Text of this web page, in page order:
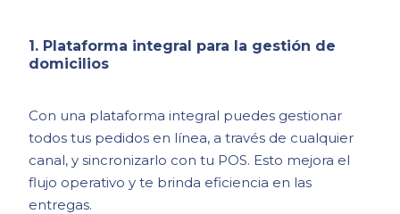
1. Plataforma integral para la gestión de
domicilios
Con una plataforma integral puedes gestionar
todos tus pedidos en línea, a través de cualquier
canal, y sincronizarlo con tu POS. Esto mejora el
flujo operativo y te brinda eficiencia en las
entregas.